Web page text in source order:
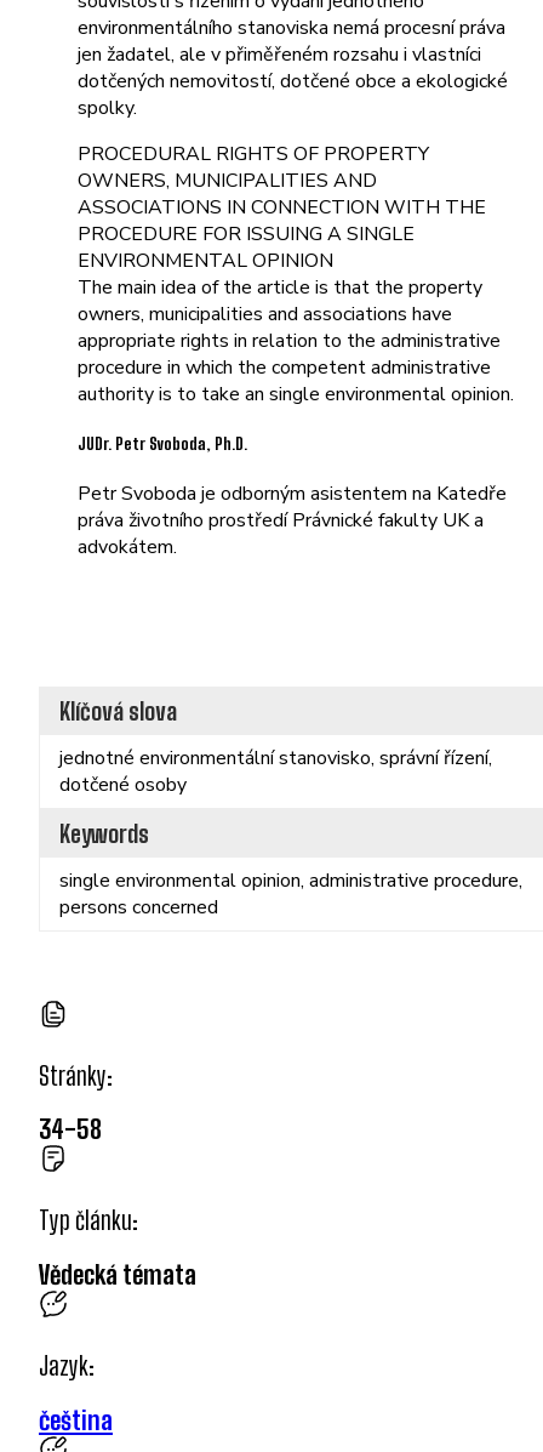
environmentálního stanoviska nemá procesní práva
jen žadatel, ale v přiměřeném rozsahu i vlastníci
dotčených nemovitostí, dotčené obce a ekologické
spolky.
PROCEDURAL RIGHTS OF PROPERTY
OWNERS, MUNICIPALITIES AND
ASSOCIATIONS IN CONNECTION WITH THE
PROCEDURE FOR ISSUING A SINGLE
ENVIRONMENTAL OPINION
The main idea of the article is that the property
owners, municipalities and associations have
appropriate rights in relation to the administrative
procedure in which the competent administrative
authority is to take an single environmental opinion.
JUDr. Petr Svoboda, Ph.D.
Petr Svoboda je odborným asistentem na Katedře
práva životního prostředí Právnické fakulty UK a
advokátem.
Klíčová slova
jednotné environmentální stanovisko, správní řízení,
dotčené osoby
Keywords
single environmental opinion, administrative procedure,
persons concerned
Stránky:
34-58
Typ článku:
Vědecká témata
Jazyk:
čeština